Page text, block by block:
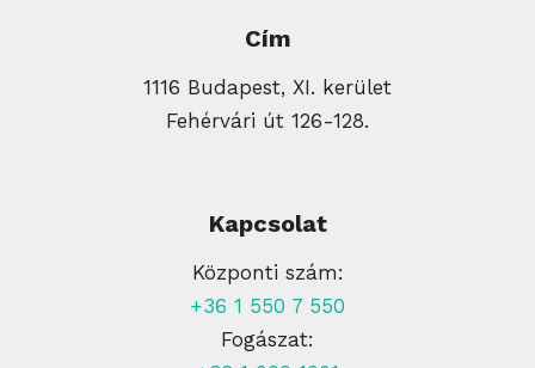
Cím
1116 Budapest, XI. kerület
Fehérvári út 126-128.
Kapcsolat
Központi szám:
+36 1 550 7 550
Fogászat: